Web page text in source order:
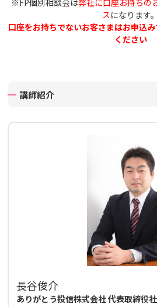
ス になります。
口座をお持ちでないお客さまはお申込
ください
講師紹介
長谷俊介
ありがとう投信株式会社 代表取締役